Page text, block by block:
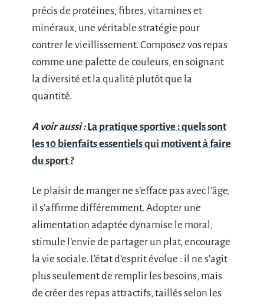
précis de protéines, fibres, vitamines et
minéraux, une véritable stratégie pour
contrer le vieillissement. Composez vos repas
comme une palette de couleurs, en soignant
la diversité et la qualité plutôt que la
quantité.
A voir aussi : La pratique sportive : quels sont
les 10 bienfaits essentiels qui motivent à faire
du sport ?
Le plaisir de manger ne s’efface pas avec l’âge,
il s’affirme différemment. Adopter une
alimentation adaptée dynamise le moral,
stimule l’envie de partager un plat, encourage
la vie sociale. L’état d’esprit évolue : il ne s’agit
plus seulement de remplir les besoins, mais
de créer des repas attractifs, taillés selon les